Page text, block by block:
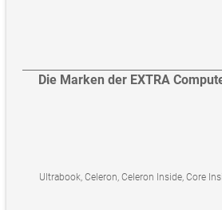
Die Marken der EXTRA
Ultrabook, Celeron, Celeron Inside, Core